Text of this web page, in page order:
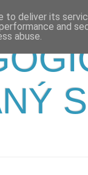
to deliver its
and
abuse.